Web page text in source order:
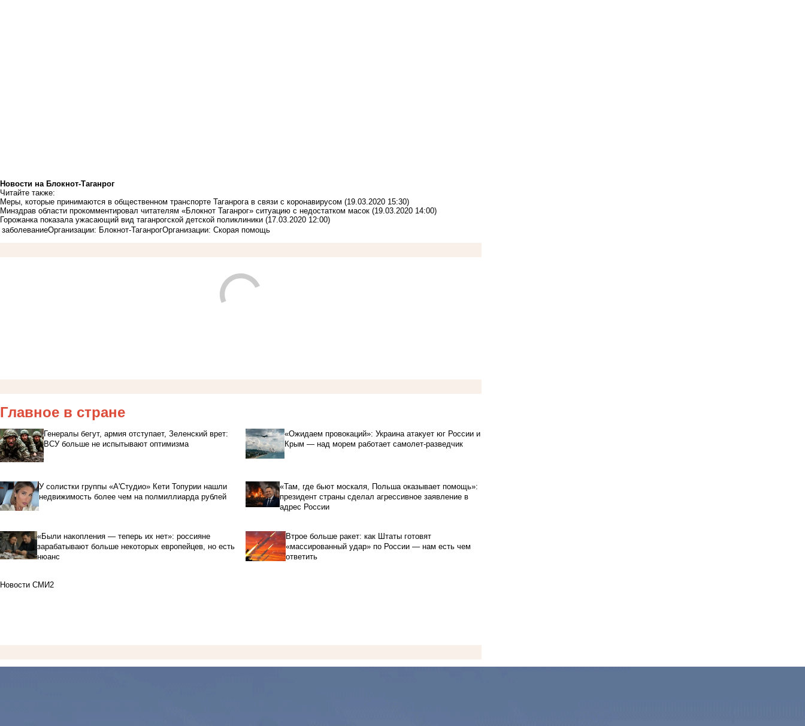
Новости на Блoкнoт-Таганрог
Читайте также:
Меры, которые принимаются в общественном транспорте Таганрога в связи с коронавирусом (19.03.2020 15:30)
Минздрав области прокомментировал читателям «Блокнот Таганрог» ситуацию с недостатком масок (19.03.2020 14:00)
Горожанка показала ужасающий вид таганрогской детской поликлиники (17.03.2020 12:00)
заболеваниеОрганизации: Блокнот-ТаганрогОрганизации: Скорая помощь
Главное в стране
Генералы бегут, армия отступает, Зеленский врет:
ВСУ больше не испытывают оптимизма
«Ожидаем провокаций»: Украина атакует юг России и
Крым — над морем работает самолет-разведчик
У солистки группы «А'Студио» Кети Топурии нашли
недвижимость более чем на полмиллиарда рублей
«Там, где бьют москаля, Польша оказывает помощь»:
президент страны сделал агрессивное заявление в
адрес России
«Были накопления — теперь их нет»: россияне
зарабатывают больше некоторых европейцев, но есть
нюанс
Втрое больше ракет: как Штаты готовят
«массированный удар» по России — нам есть чем
ответить
Новости СМИ2